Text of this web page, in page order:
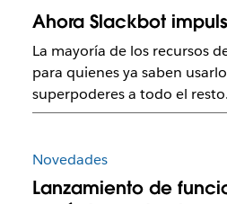
Ahora Slackbot
La mayoría de los recursos
para quienes ya saben
superpoderes a todo el resto.
Novedades
Lanzamiento de